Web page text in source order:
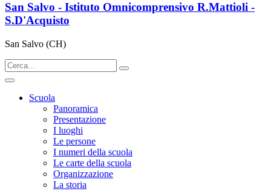
San Salvo - Istituto Omnicomprensivo R.Mattioli -
S.D'Acquisto
San Salvo (CH)
Scuola
Panoramica
Presentazione
I luoghi
Le persone
I numeri della scuola
Le carte della scuola
Organizzazione
La storia